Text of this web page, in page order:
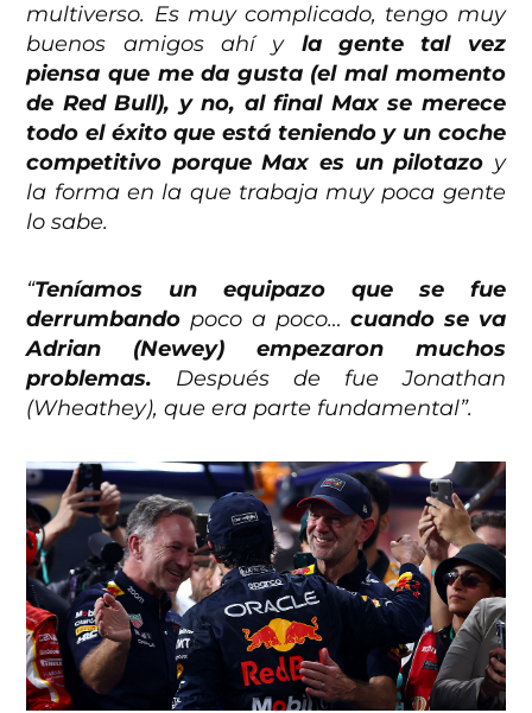
multiverso. Es muy complicado, tengo muy
buenos amigos ahí y la gente tal vez
piensa que me da gusta (el mal momento
de Red Bull), y no, al final Max se merece
todo el éxito que está teniendo y un coche
competitivo porque Max es un pilotazo y
la forma en la que trabaja muy poca gente
lo sabe.
“Teníamos un equipazo que se fue
derrumbando poco a poco…cuando se va
Adrian (Newey) empezaron muchos
problemas. Después de fue Jonathan
(Wheathey), que era parte fundamental”.